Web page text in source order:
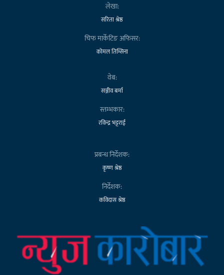
लेखा:
सरिता श्रेष्ठ
चिफ मार्केटिङ अफिसर:
कोमल तिम्सिना
वेब:
सञ्जीव बर्मा
स्तम्भकार:
रविन्द्र भट्टराई
प्रबन्ध निर्देशक:
कृष्ण श्रेष्ठ
निर्देशक:
कविदास श्रेष्ठ